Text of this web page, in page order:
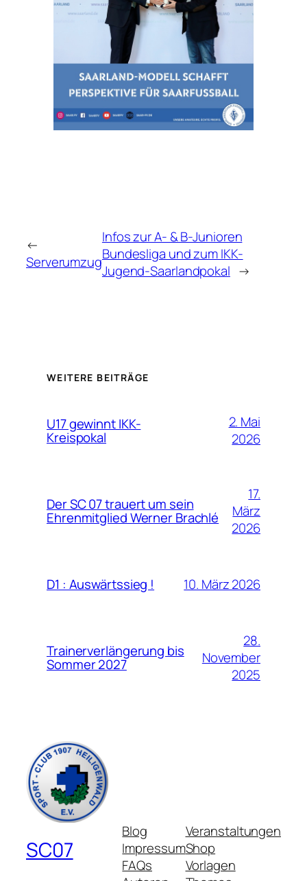
←
Serverumzug
Infos zur A- & B-Junioren
Bundesliga und zum IKK-
Jugend-Saarlandpokal →
WEITERE BEITRÄGE
U17 gewinnt IKK-
Kreispokal
2. Mai
2026
Der SC 07 trauert um sein
Ehrenmitglied Werner Brachlé
17.
März
2026
D1 : Auswärtssieg ! 10. März 2026
Trainerverlängerung bis
Sommer 2027
28.
November
2025
SC07
Blog
Impressum
FAQs
Veranstaltungen
Shop
Vorlagen